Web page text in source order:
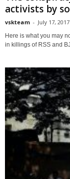
activists by
vskteam - July 17, 2017
Here is what you may
in killings of RSS and